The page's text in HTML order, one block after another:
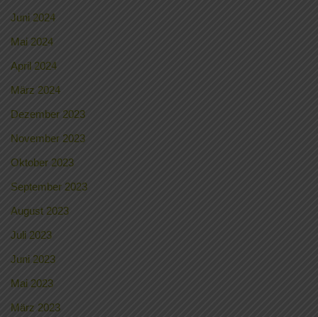
Juni 2024
Mai 2024
April 2024
März 2024
Dezember 2023
November 2023
Oktober 2023
September 2023
August 2023
Juli 2023
Juni 2023
Mai 2023
März 2023